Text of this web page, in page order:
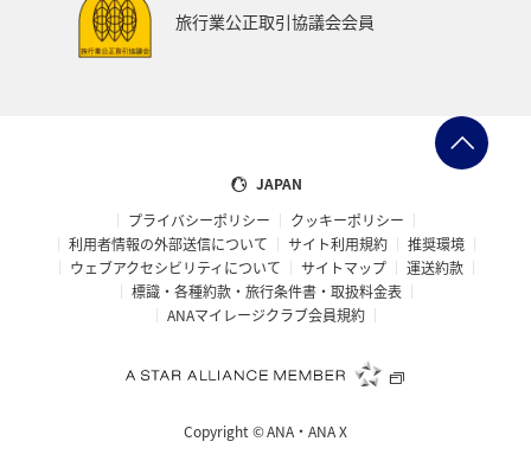
旅行業公正取引協議会会員
JAPAN
プライバシーポリシー
クッキーポリシー
利用者情報の外部送信について
サイト利用規約
推奨環境
ウェブアクセシビリティについて
サイトマップ
運送約款
標識・各種約款・旅行条件書・取扱料金表
ANAマイレージクラブ会員規約
Copyright ©ANA・ANA X